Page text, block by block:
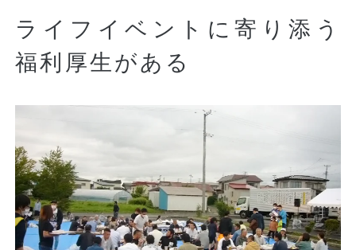
ライフイベントに寄り添う
福利厚生がある